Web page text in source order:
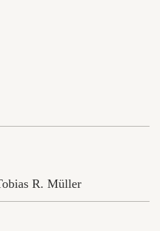
R. Müller